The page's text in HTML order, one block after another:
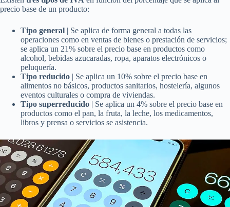
precio base de un producto:
Tipo general | Se aplica de forma general a todas las
operaciones como en ventas de bienes o prestación de servicios;
se aplica un 21% sobre el precio base en productos como
alcohol, bebidas azucaradas, ropa, aparatos electrónicos o
peluquería.
Tipo reducido | Se aplica un 10% sobre el precio base en
alimentos no básicos, productos sanitarios, hostelería, algunos
eventos culturales o compra de viviendas.
Tipo superreducido | Se aplica un 4% sobre el precio base en
productos como el pan, la fruta, la leche, los medicamentos,
libros y prensa o servicios se asistencia.